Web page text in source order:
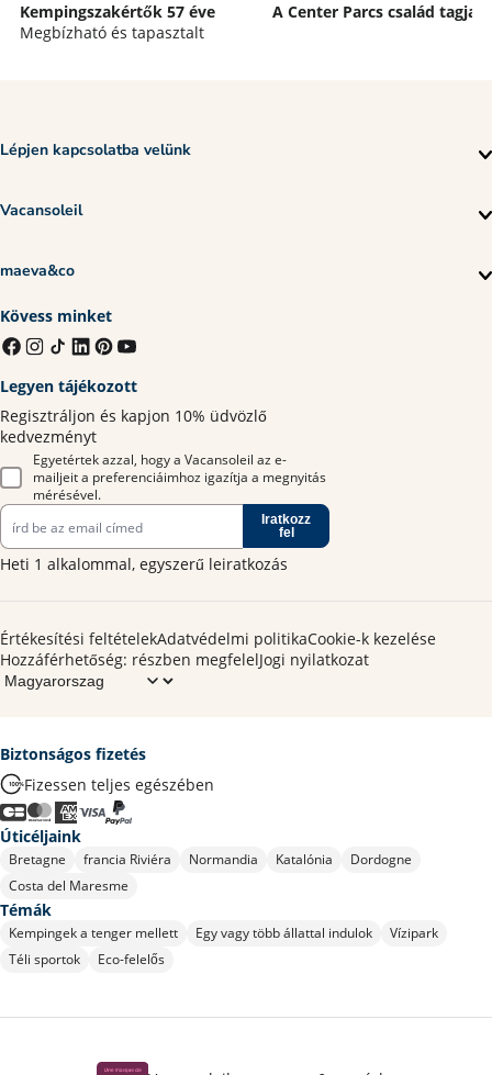
Kempingszakértők 57 éve
Megbízható és tapasztalt
A Center Parcs család tagja
Lépjen kapcsolatba velünk
Vacansoleil
maeva&co
Kövess minket
Legyen tájékozott
Regisztráljon és kapjon 10% üdvözlő
kedvezményt
Egyetértek azzal, hogy a Vacansoleil az e-
mailjeit a preferenciáimhoz igazítja a megnyitás
mérésével.
Iratkozz
fel
Heti 1 alkalommal, egyszerű leiratkozás
Értékesítési feltételekAdatvédelmi politikaCookie-k kezelése
Hozzáférhetőség: részben megfelelJogi nyilatkozat
Témák
Kempingek a tenger mellett Egy vagy több állattal indulok
Vízipark
Téli sportok
Eco-felelős
Úticéljaink
Bretagne francia Riviéra Normandia Katalónia
Dordogne
Costa del Maresme
Biztonságos fizetés
Fizessen teljes egészében